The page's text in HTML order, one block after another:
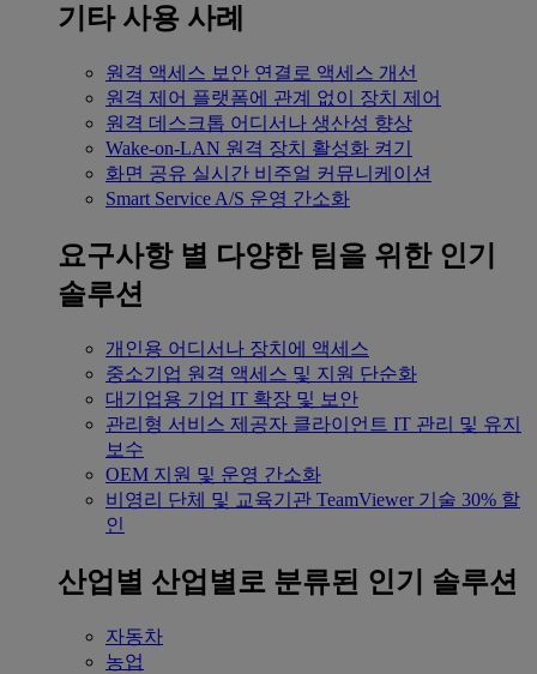
기타 사용 사례
원격 액세스 보안 연결로 액세스 개선
원격 제어 플랫폼에 관계 없이 장치 제어
원격 데스크톱 어디서나 생산성 향상
Wake-on-LAN 원격 장치 활성화 켜기
화면 공유 실시간 비주얼 커뮤니케이션
Smart Service A/S 운영 간소화
요구사항 별 다양한 팀을 위한 인기
솔루션
개인용 어디서나 장치에 액세스
중소기업 원격 액세스 및 지원 단순화
대기업용 기업 IT 확장 및 보안
관리형 서비스 제공자 클라이언트 IT 관리 및 유지
보수
OEM 지원 및 운영 간소화
비영리 단체 및 교육기관 TeamViewer 기술 30% 할
인
산업별 산업별로 분류된 인기 솔루션
자동차
농업